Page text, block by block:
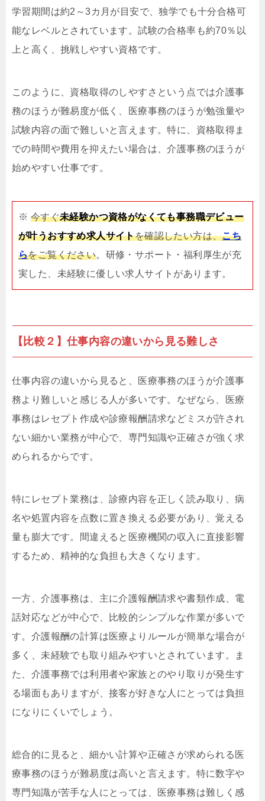
学習期間は約2～3カ月が目安で、独学でも十分合格可
能なレベルとされています。試験の合格率も約70％以
上と高く、挑戦しやすい資格です。
このように、資格取得のしやすさという点では介護事
務のほうが難易度が低く、医療事務のほうが勉強量や
試験内容の面で難しいと言えます。特に、資格取得ま
での時間や費用を抑えたい場合は、介護事務のほうが
始めやすい仕事です。
※ 今すぐ未経験かつ資格がなくても事務職デビュー
が叶うおすすめ求人サイトを確認したい方は、こち
らをご覧ください。研修・サポート・福利厚生が充
実した、未経験に優しい求人サイトがあります。
【比較２】仕事内容の違いから見る難しさ
仕事内容の違いから見ると、医療事務のほうが介護事
務より難しいと感じる人が多いです。なぜなら、医療
事務はレセプト作成や診療報酬請求などミスが許され
ない細かい業務が中心で、専門知識や正確さが強く求
められるからです。
特にレセプト業務は、診療内容を正しく読み取り、病
名や処置内容を点数に置き換える必要があり、覚える
量も膨大です。間違えると医療機関の収入に直接影響
するため、精神的な負担も大きくなります。
一方、介護事務は、主に介護報酬請求や書類作成、電
話対応などが中心で、比較的シンプルな作業が多いで
す。介護報酬の計算は医療よりルールが簡単な場合が
多く、未経験でも取り組みやすいとされています。ま
た、介護事務では利用者や家族とのやり取りが発生す
る場面もありますが、接客が好きな人にとっては負担
になりにくいでしょう。
総合的に見ると、細かい計算や正確さが求められる医
療事務のほうが難易度は高いと言えます。特に数字や
専門知識が苦手な人にとっては、医療事務は難しく感